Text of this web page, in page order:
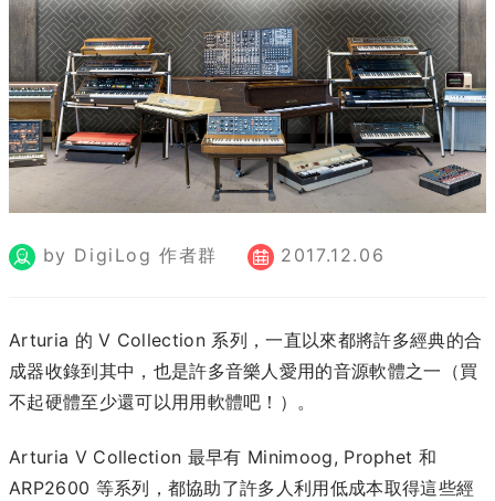
by DigiLog 作者群 2017.12.06
Arturia 的 V Collection 系列，一直以來都將許多經典的合
成器收錄到其中，也是許多音樂人愛用的音源軟體之一（買
不起硬體至少還可以用用軟體吧！）。
Arturia V Collection 最早有 Minimoog, Prophet 和
ARP2600 等系列，都協助了許多人利用低成本取得這些經